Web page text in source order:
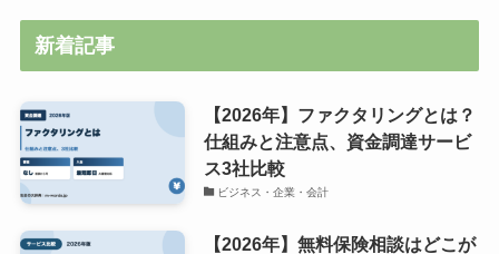
新着記事
【2026年】ファクタリングとは？
仕組みと注意点、資金調達サービ
ス3社比較
ビジネス・企業・会計
【2026年】無料保険相談はどこが